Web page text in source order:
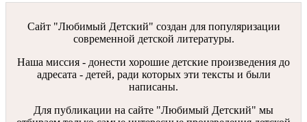
Сайт "Любимый Детский" создан для популяризации
современной детской литературы.
Наша миссия - донести хорошие детские произведения до
адресата - детей, ради которых эти тексты и были
написаны.
Для публикации на сайте "Любимый Детский" мы